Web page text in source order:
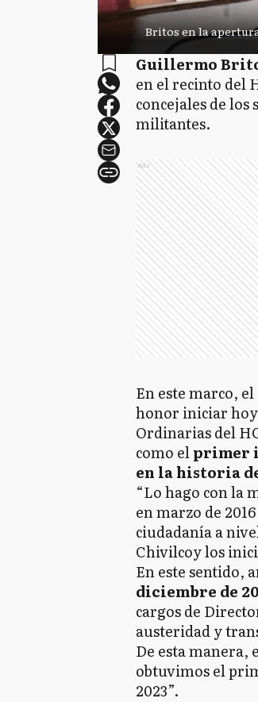
Britos en la
Guillermo
en el recinto del
concejales de
militantes.
Ads
En este marco,
honor iniciar
Ordinarias del
como elprimer
en la historia
“Lo hago con la
en marzo de
ciudadanía a
Chivilcoy los
En este sentido,
diciembre de
cargos de
austeridad y
De esta manera,
obtuvimos el
2023”.